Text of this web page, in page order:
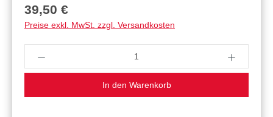
Regulärer Preis:
39,50 €
Preise exkl. MwSt. zzgl. Versandkosten
Produkt Anzahl: Gib den gewünschten Wert
In den Warenkorb